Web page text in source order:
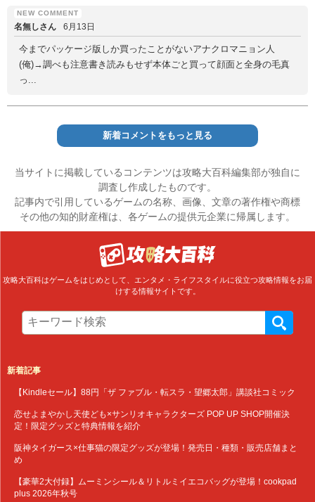
名無しさん 6月13日
今までパッケージ版しか買ったことがないアナクロマニョン人
(俺)→調べも注意書き読みもせず本体ごと買って顔面と全身の毛真
っ...
新着コメントをもっと見る
当サイトに掲載しているコンテンツは攻略大百科編集部が独自に
調査し作成したものです。
記事内で引用しているゲームの名称、画像、文章の著作権や商標
その他の知的財産権は、各ゲームの提供元企業に帰属します。
攻略大百科はゲームをはじめとして、エンタメ・ライフスタイルに役立つ攻略情報をお届
けする情報サイトです。
新着記事
【Kindleセール】88円「ザ ファブル・転スラ・望郷太郎」講談社コミック
恋せよまやかし天使ども×サンリオキャラクターズ POP UP SHOP開催決
定！限定グッズと特典情報を紹介
阪神タイガース×仕事猫の限定グッズが登場！発売日・種類・販売店舗まと
め
【豪華2大付録】ムーミンシール＆リトルミイエコバッグが登場！cookpad
plus 2026年秋号